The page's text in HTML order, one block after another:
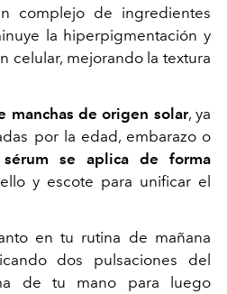
complejo de ingredientes
la hiperpigmentación y
celular, mejorando la textura
manchas de origen solar, ya
por la edad, embarazo o
se aplica de forma
y escote para unificar el
en tu rutina de mañana
dos pulsaciones del
de tu mano para luego